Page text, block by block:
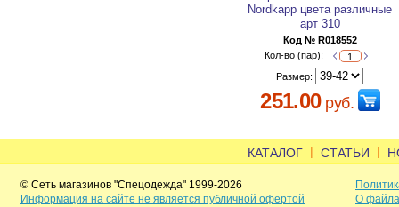
Nordkapp цвета различные
арт 310
Код № R018552
Кол-во (пар):
Размер:
251.00руб.
КАТАЛОГ | СТАТЬИ |
© Сеть магазинов "Спецодежда" 1999-2026
Информация на сайте не является публичной офертой
О